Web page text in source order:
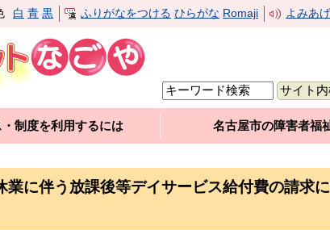
白 青 黒 ふりがなをつける ひらがな Romaji よみあ
制度を利用するには 名古屋市の障害者福
業に伴う放課後等デイサービス給付費の請求